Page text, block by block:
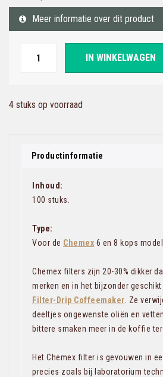
Meer informatie over dit product
IN WINKELWAGEN
4 stuks op voorraad
Productinformatie
Inhoud:
100 stuks.
Type:
Voor de Chemex 6 en 8 kops
Chemex filters zijn 20-30% dikker
merken en in het bijzonder geschikt
Filter-Drip Coffeemaker . Ze
deeltjes ongewenste oliën en
bittere smaken meer in de koffie
Het Chemex filter is gevouwen in
precies zoals bij laboratorium